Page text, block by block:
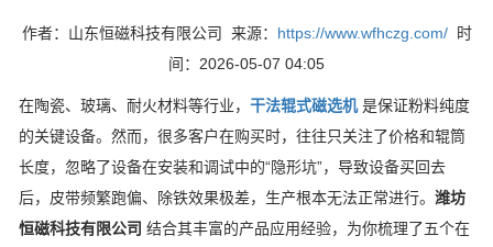
作者：山东恒磁科技有限公司 来源： https://www.wfhczg.com/时
间：2026-05-07 04:05
在陶瓷、玻璃、耐火材料等行业， 干法辊式磁选机是保证粉料纯度
的关键设备。然而，很多客户在购买时，往往只关注了价格和辊筒
长度，忽略了设备在安装和调试中的“隐形坑”，导致设备买回去
后，皮带频繁跑偏、除铁效果极差，生产根本无法正常进行。 潍坊
恒磁科技有限公司 结合其丰富的产品应用经验，为你梳理了五个在